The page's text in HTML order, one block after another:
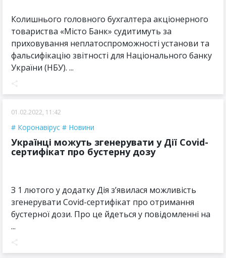
Колишнього головного бухгалтера акціонерного
товариства «Місто Банк» судитимуть за
приховування неплатоспроможності установи та
фальсифікацію звітності для Національного банку
України (НБУ). ...
01.02.2022, 11:42
Коронавірус Новини
Українці можуть згенерувати у Дії Covid-
сертифікат про бустерну дозу
З 1 лютого у додатку Дія зʼявилася можливість
згенерувати Covid-сертифікат про отримання
бустерної дози. Про це йдеться у повідомленні на
...